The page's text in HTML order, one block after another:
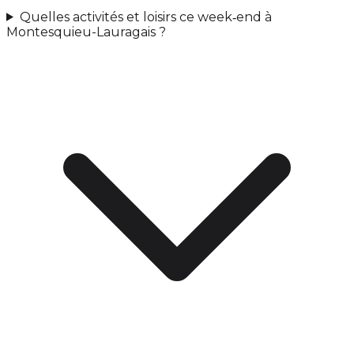
Quelles activités et loisirs ce week‑end à
Montesquieu-Lauragais ?